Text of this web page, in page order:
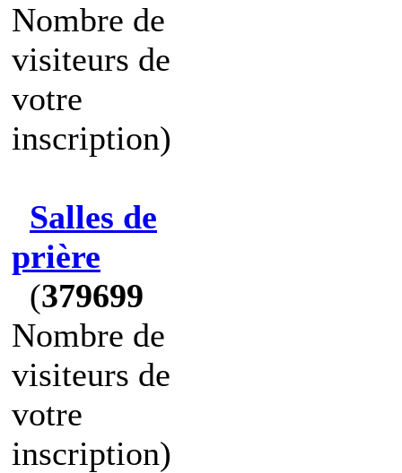
Nombre de
visiteurs de
votre
inscription)
Salles de
prière
(379699
Nombre de
visiteurs de
votre
inscription)